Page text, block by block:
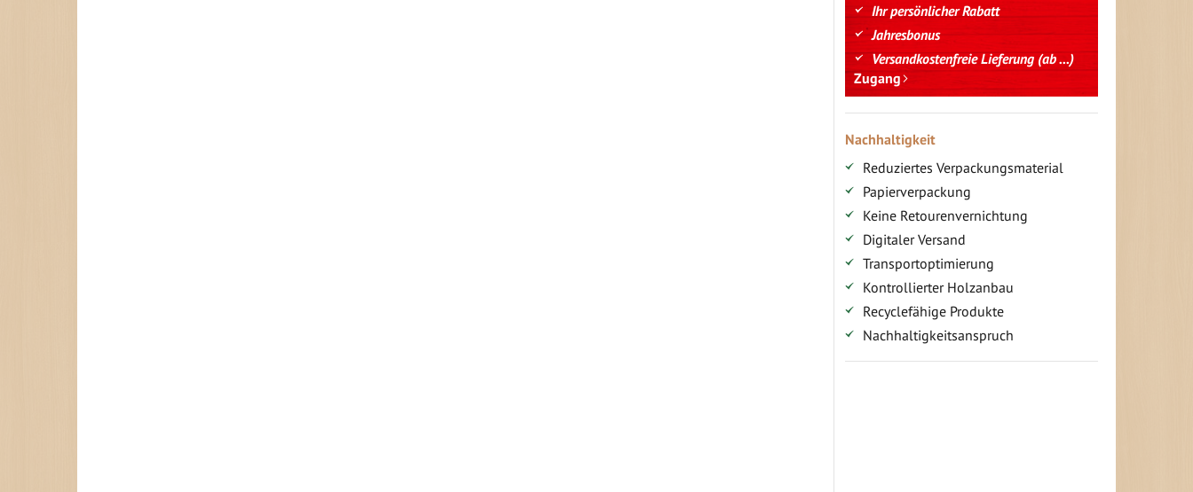
Ihr persönlicher Rabatt
Jahresbonus
Versandkostenfreie Lieferung (ab ...)
Zugang
Nachhaltigkeit
Reduziertes Verpackungsmaterial
Papierverpackung
Keine Retourenvernichtung
Digitaler Versand
Transportoptimierung
Kontrollierter Holzanbau
Recyclefähige Produkte
Nachhaltigkeitsanspruch